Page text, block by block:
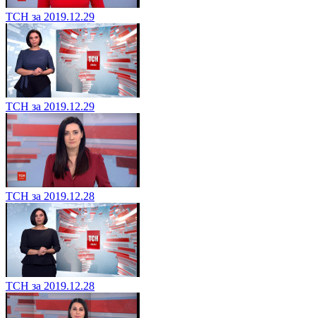
ТСН за 2019.12.29
ТСН за 2019.12.29
ТСН за 2019.12.28
ТСН за 2019.12.28